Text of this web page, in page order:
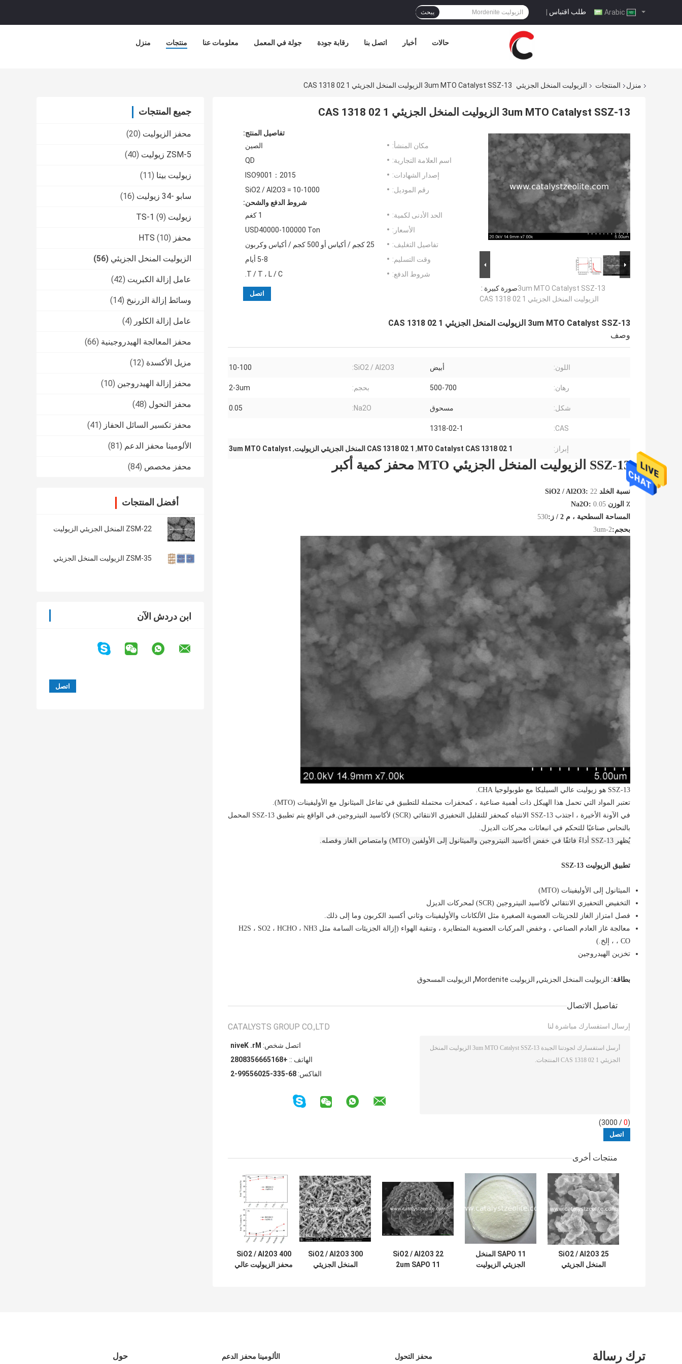
طلب اقتباس | يبحث
منزل منتجات معلومات عنا جولة في المعمل رقابة جودة اتصل بنا أخبار حالات
منزل المنتجات الزيوليت المنخل الجزيئي 3um MTO Catalyst SSZ-13 الزيوليت المنخل الجزيئي CAS 1318 02 1
جميع المنتجات
محفز الزيوليت (20)
ZSM-5 زيوليت (40)
زيوليت بيتا (11)
سابو -34 زيوليت (16)
زيوليت TS-1 (9)
محفز HTS (10)
الزيوليت المنخل الجزيئي (56)
عامل إزالة الكبريت (42)
وسائط إزالة الزرنيخ (14)
عامل إزالة الكلور (4)
محفز المعالجة الهيدروجينية (66)
مزيل الأكسدة (12)
محفز إزالة الهيدروجين (10)
محفز التحول (48)
محفز تكسير السائل الحفاز (41)
الألومينا محفز الدعم (81)
محفز مخصص (84)
أفضل المنتجات
ZSM-22 المنخل الجزيئي الزيوليت
ZSM-35 الزيوليت المنخل الجزيئي
ابن دردش الآن
3um MTO Catalyst SSZ-13 الزيوليت المنخل الجزيئي CAS 1318 02 1
صورة كبيرة :3um MTO Catalyst SSZ-13
الزيوليت المنخل الجزيئي CAS 1318 02 1
تفاصيل المنتج:
مكان المنشأ:
الصين
اسم العلامة التجارية:
QD
إصدار الشهادات:
ISO9001：2015
رقم الموديل:
SiO2 / Al2O3 = 10-1000
شروط الدفع والشحن:
الحد الأدنى لكمية:
1 كغم
الأسعار:
USD40000-100000 Ton
تفاصيل التغليف:
25 كجم / أكياس أو 500 كجم / أكياس وكربون
وقت التسليم:
5-8 أيام
شروط الدفع:
T / T ، L / C.
اتصل
3um MTO Catalyst SSZ-13 الزيوليت المنخل الجزيئي CAS 1318 02 1
وصف
اللون: أبيض SiO2 / Al2O3:
10-100
رهان: 500-700 بحجم: 2-3um
شكل: مسحوق Na2O:
0.05
CAS:
1318-02-1
إبراز: MTO Catalyst CAS 1318 02 1
, CAS 1318 02 1 المنخل الجزيئي الزيوليت ,
3um MTO Catalyst
SSZ-13 الزيوليت المنخل الجزيئي MTO محفز كمية أكبر
نسبة الخلد SiO2 / Al2O3: 22
٪ الوزن Na2O: 0.05
المساحة السطحية ، م 2 / ز:
530
بحجم:2-3um
SSZ-13 هو زيوليت عالي السيليكا مع طوبولوجيا CHA.
تعتبر المواد التي تحمل هذا الهيكل ذات أهمية صناعية ، كمحفزات محتملة للتطبيق في تفاعل الميثانول مع الأوليفينات (MTO).
في الآونة الأخيرة ، اجتذب SSZ-13 الانتباه كمحفز للتقليل التحفيزي الانتقائي (SCR) لأكاسيد النيتروجين.في الواقع يتم تطبيق SSZ-13 المحمل
بالنحاس صناعيًا للتحكم في انبعاثات محركات الديزل.
يُظهر SSZ-13 أداءً فائقًا في خفض أكاسيد النيتروجين والميثانول إلى الأولفين (MTO) وامتصاص الغاز وفصله.
تطبيق الزيوليت SSZ-13
الميثانول إلى الأوليفينات (MTO)
التخفيض التحفيزي الانتقائي لأكاسيد النيتروجين (SCR) لمحركات الديزل
فصل امتزاز الغاز للجزيئات العضوية الصغيرة مثل الألكانات والأوليفينات وثاني أكسيد الكربون وما إلى ذلك.
معالجة غاز العادم الصناعي ، وخفض المركبات العضوية المتطايرة ، وتنقية الهواء (إزالة الجزيئات السامة مثل H2S ، SO2 ، HCHO ، NH3
، CO ، إلخ.)
تخزين الهيدروجين
بطاقة: الزيوليت المنخل الجزيئي, الزيوليت Mordenite , الزيوليت المسحوق
تفاصيل الاتصال
CATALYSTS GROUP CO.,LTD
اتصل شخص: Mr. Kevin
الهاتف :: +8615666538082
الفاكس: 86-533-52065599-2
إرسال استفسارك مباشرة لنا
(
0
/ 3000)
منتجات أخرى
SiO2 / Al2O3 25
المنخل الجزيئي
SAPO 11 المنخل
الجزيئي الزيوليت
SiO2 / Al2O3 22
2um SAPO 11
SiO2 / Al2O3 300
المنخل الجزيئي
SiO2 / Al2O3 400
محفز الزيوليت عالي
حول الألومينا محفز الدعم محفز التحول ترك رسالة